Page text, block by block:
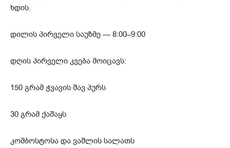
ხდის.
დილის პირველი საუზმე — 8:00–9:00
დღის პირველი კვება მოიცავს:
150 გრამ ჭვავის შავ პურს
30 გრამ ქაშაყს
კომბოსტოსა და ვაშლის სალათს